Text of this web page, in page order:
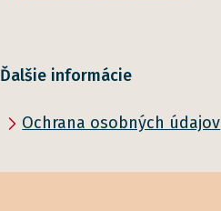
Ďalšie informácie
Ochrana osobných údajov